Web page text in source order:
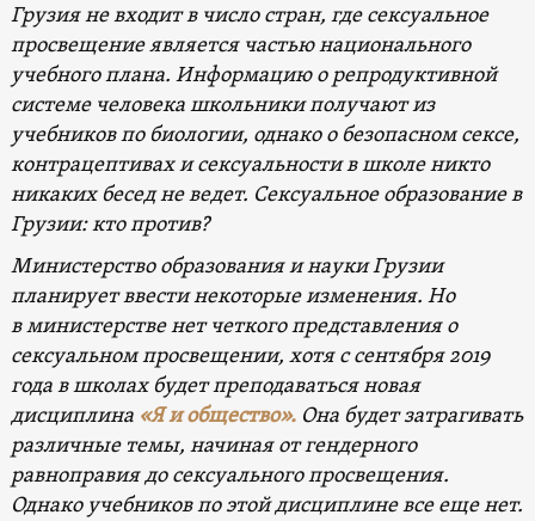
Грузия не входит в число стран, где сексуальное
просвещение является частью национального
учебного плана. Информацию о репродуктивной
системе человека школьники получают из
учебников по биологии, однако о безопасном сексе,
контрацептивах и сексуальности в школе никто
никаких бесед не ведет. Сексуальное образование в
Грузии: кто против?
Министерство образования и науки Грузии
планирует ввести некоторые изменения. Но
вминистерстве нет четкого представления о
сексуальном просвещении, хотя с сентября 2019
года в школах будет преподаваться новая
дисциплина «Я и общество». Она будет затрагивать
различные темы, начиная от гендерного
равноправия до сексуального просвещения.
Однако учебников по этой дисциплине все еще нет.